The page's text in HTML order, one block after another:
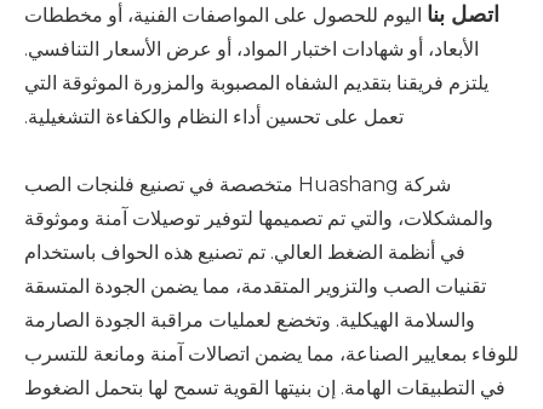
اتصل بنا اليوم للحصول على المواصفات الفنية، أو مخططات
الأبعاد، أو شهادات اختبار المواد، أو عرض الأسعار التنافسي.
يلتزم فريقنا بتقديم الشفاه المصبوبة والمزورة الموثوقة التي
تعمل على تحسين أداء النظام والكفاءة التشغيلية.
شركة Huashang متخصصة في تصنيع فلنجات الصب
والمشكلات، والتي تم تصميمها لتوفير توصيلات آمنة وموثوقة
في أنظمة الضغط العالي. تم تصنيع هذه الحواف باستخدام
تقنيات الصب والتزوير المتقدمة، مما يضمن الجودة المتسقة
والسلامة الهيكلية. وتخضع لعمليات مراقبة الجودة الصارمة
للوفاء بمعايير الصناعة، مما يضمن اتصالات آمنة ومانعة للتسرب
في التطبيقات الهامة. إن بنيتها القوية تسمح لها بتحمل الضغوط